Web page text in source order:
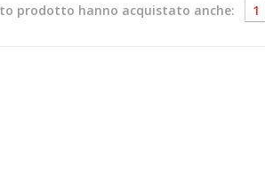
prodotto hanno acquistato anche: 1